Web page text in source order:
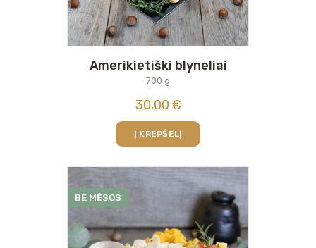
Amerikietiški blyneliai
700 g
30,00 €
Į KREPŠELĮ
BE MĖSOS